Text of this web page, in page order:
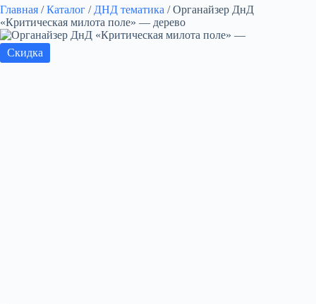
Главная / Каталог / ДНД тематика / Органайзер ДнД
«Критическая милота поле» — дерево
Скидка